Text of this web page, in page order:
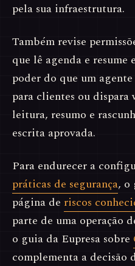
pela sua infraestrutura.
Também revise
que lê agenda e resume
poder do que um
para clientes ou dispara
leitura, resumo e
escrita aprovada.
Para endurecer a
práticas de segurança, o
página de riscos
parte de uma operação
o guia da Eupresa sobre
complementa a decisão